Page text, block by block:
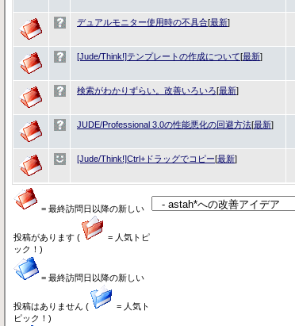
デュアルモニター使用時の不具合[最新]
[Jude/Think!]テンプレートの作成について[最新]
検索がわかりずらい。改善いろいろ[最新]
JUDE/Professional 3.0の性能悪化の回避方法[最新]
[Jude/Think!]Ctrl+ドラッグでコピー[最新]
= 最終訪問日以降の新しい
投稿があります (
= 人気トピ
ック！)
= 最終訪問日以降の新しい
投稿はありません (
= 人気ト
ピック！)